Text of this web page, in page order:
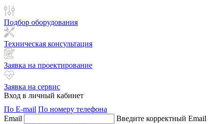
Подбор оборудования
Техническая консультация
Заявка на проектирование
Заявка на сервис
Вход в личный кабинет
По E-mail По номеру телефона
Email
Введите корректный Email